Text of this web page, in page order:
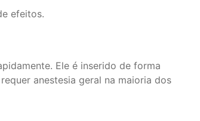
efeitos.
Ele é inserido de forma
anestesia geral na maioria dos